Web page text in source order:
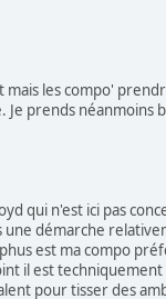
mais les compo'
Je prends néanmoins
qui n'est ici pas
une démarche
est ma compo
il est techniquement
pour tisser des